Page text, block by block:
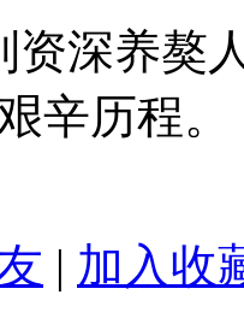
资深养獒
辛历程。
| 加入收